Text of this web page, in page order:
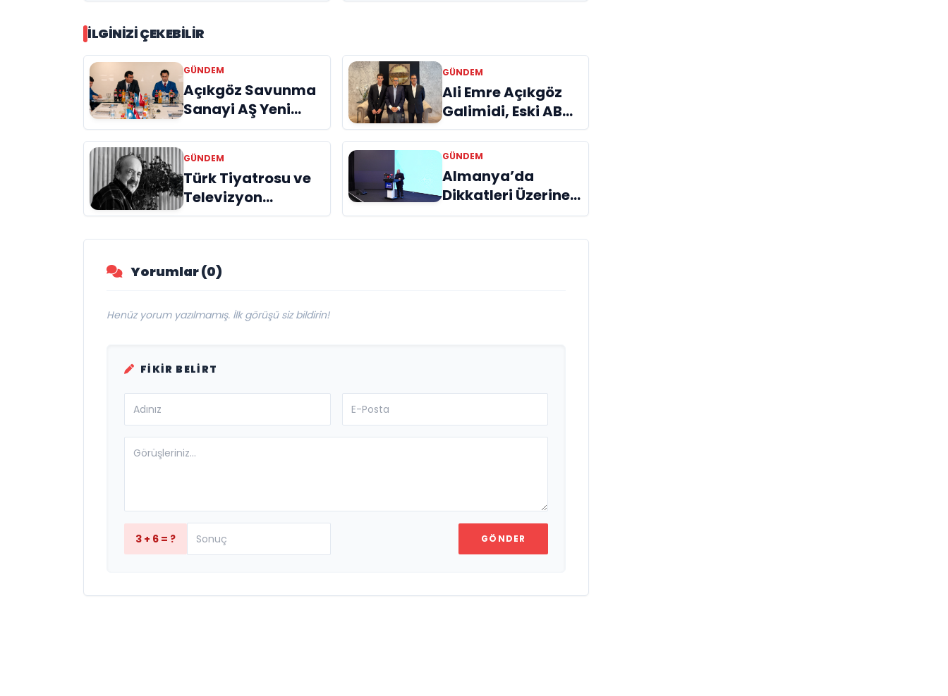
İLGINIZI ÇEKEBILIR
GÜNDEM
Açıkgöz Savunma
Sanayi AŞ Yeni
Yönetim Kurulunu
Açıkladı ve
Savunma
Sanayinde Küresel
Vizyon Vurgusu
GÜNDEM
Ali Emre Açıkgöz
Galimidi, Eski AB
Bakanı ve
Büyükelçi Egemen
Bağış ile Bir Araya
Geldi
GÜNDEM
Türk Tiyatrosu ve
Televizyon
Dünyasının Usta
İsmi Can Kolukısa
GÜNDEM
Almanya’da
Dikkatleri Üzerine
Çeken Türk
Yorumlar (0)
Henüz yorum yazılmamış. İlk görüşü siz bildirin!
FIKIR BELIRT
3 + 6 = ? GÖNDER